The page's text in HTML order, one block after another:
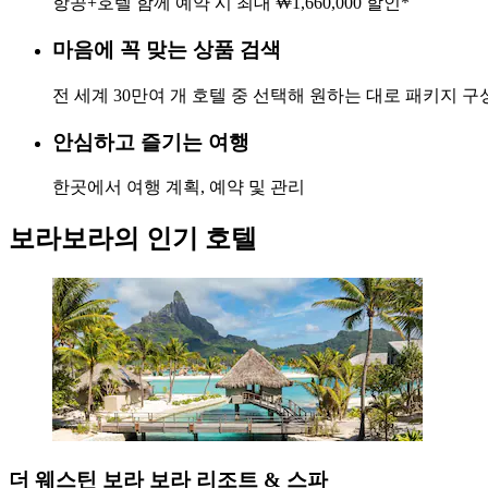
마음에 꼭 맞는 상품 검색
전 세계 30만여 개 호텔 중 선택해 원하는 대로 패키지 구
안심하고 즐기는 여행
한곳에서 여행 계획, 예약 및 관리
보라보라의 인기 호텔
더 웨스틴 보라 보라 리조트 & 스파